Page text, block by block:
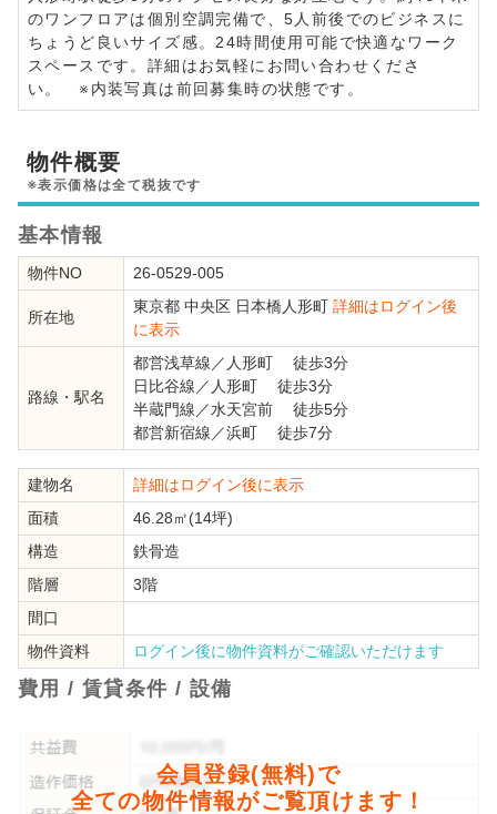
のワンフロアは個別空調完備で、5人前後でのビジネスに
ちょうど良いサイズ感。24時間使用可能で快適なワーク
スペースです。詳細はお気軽にお問い合わせくださ
い。 ※内装写真は前回募集時の状態です。
物件概要
※表示価格は全て税抜です
基本情報
物件NO 26-0529-005
所在地
東京都 中央区 日本橋人形町 詳細はログイン後
に表示
路線・駅名
都営浅草線 ／ 人形町 徒歩3分
日比谷線 ／ 人形町 徒歩3分
半蔵門線 ／水天宮前 徒歩5分
都営新宿線 ／浜町 徒歩7分
建物名
詳細はログイン後に表示
面積
46.28㎡(14坪)
構造
鉄骨造
階層
3階
間口
物件資料
ログイン後に物件資料がご確認いただけます
費用 / 賃貸条件 / 設備
会員登録(無料)で
全ての物件情報がご覧頂けます！